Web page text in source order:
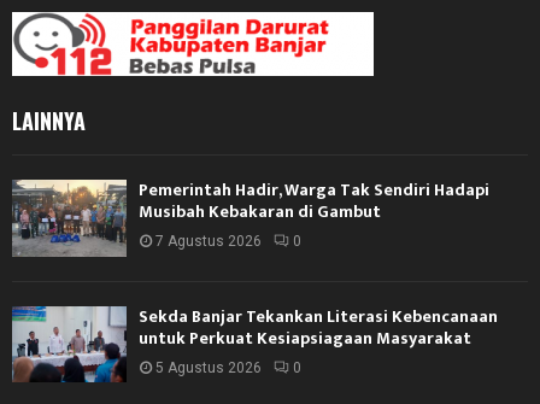
LAINNYA
Pemerintah Hadir, Warga Tak Sendiri Hadapi
Musibah Kebakaran di Gambut
7 Agustus 2026 0
Sekda Banjar Tekankan Literasi Kebencanaan
untuk Perkuat Kesiapsiagaan Masyarakat
5 Agustus 2026 0